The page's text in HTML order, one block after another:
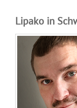
Lipako in